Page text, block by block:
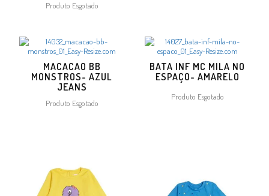
Produto Esgotado
MACACAO BB
MONSTROS- AZUL
JEANS
Produto Esgotado
BATA INF MC MILA NO
ESPAÇO- AMARELO
Produto Esgotado